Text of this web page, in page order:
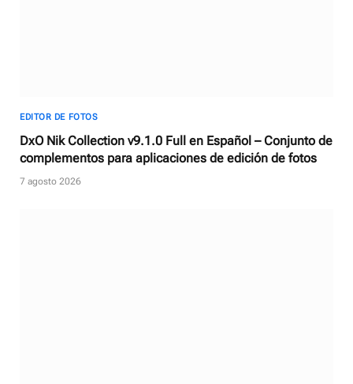
EDITOR DE FOTOS
DxO Nik Collection v9.1.0 Full en Español – Conjunto de
complementos para aplicaciones de edición de fotos
7 agosto 2026